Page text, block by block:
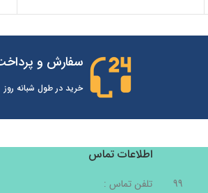
سفارش و
خرید در طول شبانه روز
99
اطلاعات تماس
تلفن تماس :